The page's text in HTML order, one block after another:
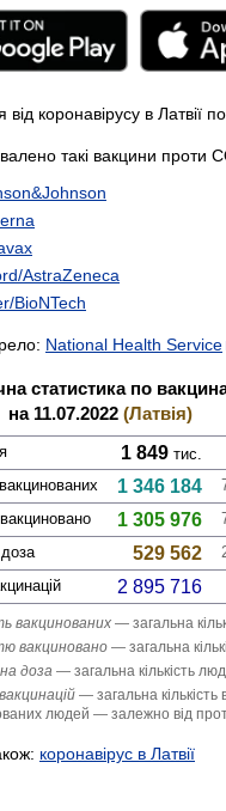
від коронавірусу в Латвії
такі вакцини проти
AstraZeneca
BioNTech
National Health Service
статистика по
на 11.07.2022 (Латвія)
1 849 тис.
1 346 184
1 305 976
529 562
2 895 716
вакци­нованих — загальна
вакци­новано — загальна
доза — загальна кількість
— загальна кількість
людей — залежно від
коронавірус в Латвії